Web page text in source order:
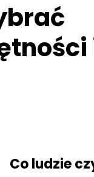
Co ludzie